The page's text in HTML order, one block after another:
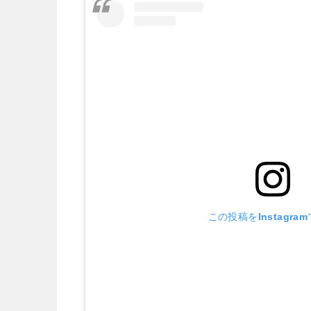
この投稿をInstagram